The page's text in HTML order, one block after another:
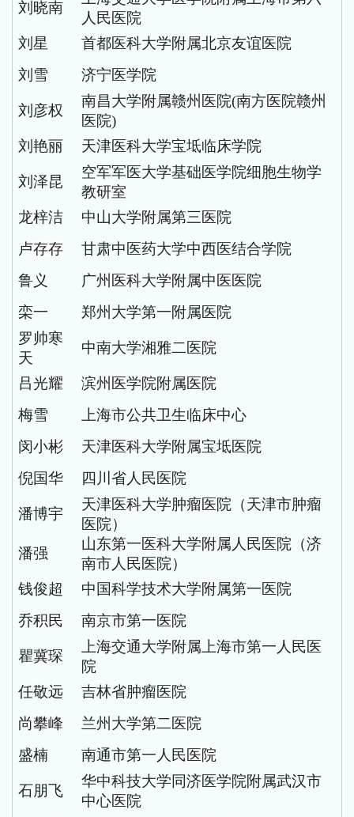
刘晓南
人民医院
刘星
首都医科大学附属北京友谊医院
刘雪
济宁医学院
刘彦权
南昌大学附属赣州医院(南方医院赣州
医院)
刘艳丽
天津医科大学宝坻临床学院
刘泽昆
空军军医大学基础医学院细胞生物学
教研室
龙梓洁
中山大学附属第三医院
卢存存
甘肃中医药大学中西医结合学院
鲁义
广州医科大学附属中医医院
栾一
郑州大学第一附属医院
罗帅寒
天
中南大学湘雅二医院
吕光耀
滨州医学院附属医院
梅雪
上海市公共卫生临床中心
闵小彬
天津医科大学附属宝坻医院
倪国华
四川省人民医院
潘博宇
天津医科大学肿瘤医院（天津市肿瘤
医院）
潘强
山东第一医科大学附属人民医院（济
南市人民医院）
钱俊超
中国科学技术大学附属第一医院
乔积民
南京市第一医院
瞿冀琛
上海交通大学附属上海市第一人民医
院
任敬远
吉林省肿瘤医院
尚攀峰
兰州大学第二医院
盛楠
南通市第一人民 医院
石朋飞
华中科技大学同济医学院附属武汉市
中心医院